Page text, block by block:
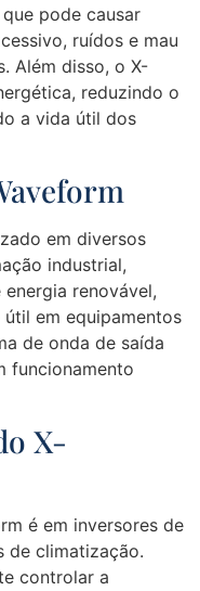
pode causar
ruídos e mau
Além disso, o X-
reduzindo o
a vida útil dos
em diversos
industrial,
renovável,
em equipamentos
de onda de saída
funcionamento
X-
é em inversores de
de climatização.
controlar a